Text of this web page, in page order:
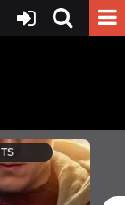
TS